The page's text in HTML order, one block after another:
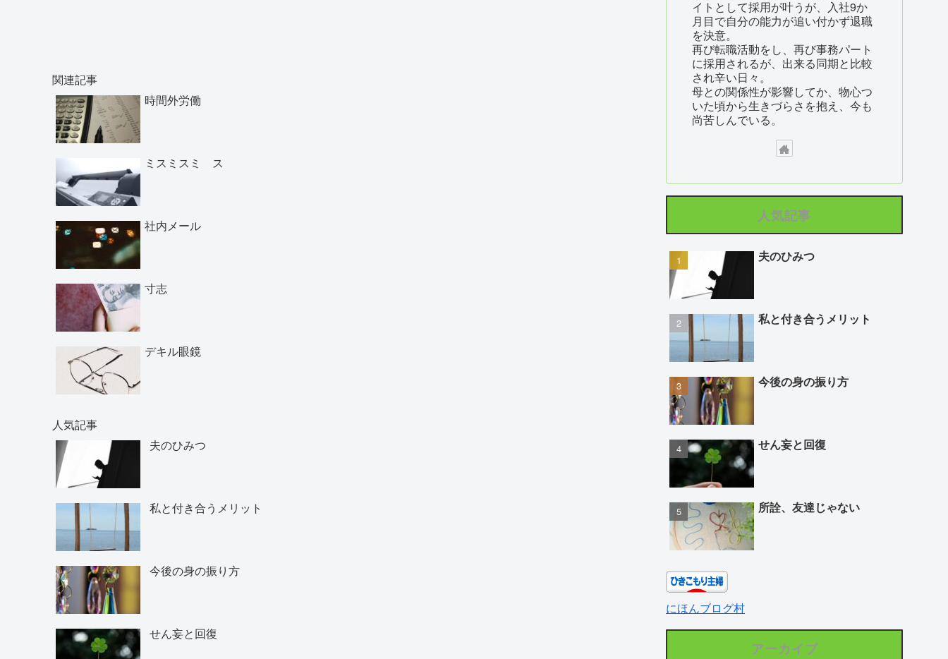
関連記事
時間外労働
ミスミスミ ス
社内メール
寸志
デキル眼鏡
人気記事
夫のひみつ
私と付き合うメリット
今後の身の振り方
せん妄と回復
イトとして採用が叶うが、入社9か
月目で自分の能力が追い付かず退職
を決意。
再び転職活動をし、再び事務パート
に採用されるが、出来る同期と比較
され辛い日々。
母との関係性が影響してか、物心つ
いた頃から生きづらさを抱え、今も
尚苦しんでいる。
人気記事
夫のひみつ
私と付き合うメリット
今後の身の振り方
せん妄と回復
所詮、友達じゃない
にほんブログ村
アーカイブ